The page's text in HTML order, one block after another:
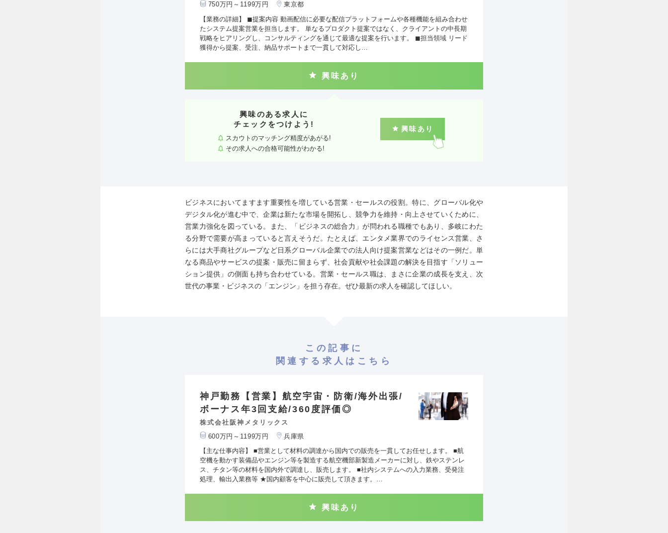
750万円～1199万円
東京都
【業務の詳細】 ◼︎提案内容 動画配信に必要な配信プラットフォームや各種機能を組み合わせ
たシステム提案営業を担当します。 単なるプロダクト提案ではなく、クライアントの中長期
戦略をヒアリングし、コンサルティングを通じて最適な提案を行います。 ◼︎担当領域 リード
獲得から提案、受注、納品サポートまで一貫して対応し…
興味あり
興味のある求人に
チェックをつけよう!
スカウトのマッチング精度があがる!
その求人への合格可能性がわかる!
興味あり
ビジネスにおいてますます重要性を増している営業・セールスの役割。特に、グローバル化や
デジタル化が進む中で、企業は新たな市場を開拓し、競争力を維持・向上させていくために、
営業力強化を図っている。また、「ビジネスの総合力」が問われる職種でもあり、多岐にわた
る分野で需要が高まっていると言えそうだ。たとえば、エンタメ業界でのライセンス営業、さ
らには大手商社グループなど日系グローバル企業での法人向け提案営業などはその一例だ。単
なる商品やサービスの提案・販売に留まらず、社会貢献や社会課題の解決を目指す「ソリュー
ション提供」の側面も持ち合わせている。営業・セールス職は、まさに企業の成長を支え、次
世代の事業・ビジネスの「エンジン」を担う存在。ぜひ最新の求人を確認してほしい。
この記事に
関連する求人はこちら
神戸勤務【営業】航空宇宙・防衛/海外出張/
ボーナス年3回支給/360度評価◎
株式会社阪神メタリックス
600万円～1199万円
兵庫県
【主な仕事内容】 ■営業として材料の調達から国内での販売を一貫してお任せします。 ■航
空機を動かす装備品やエンジン等を製造する航空機部新製造メーカーに対し、鉄やステンレ
ス、チタン等の材料を国内外で調達し、販売します。 ■社内システムへの入力業務、受発注
処理、輸出入業務等 ★国内顧客を中心に販売して頂きます。…
興味あり